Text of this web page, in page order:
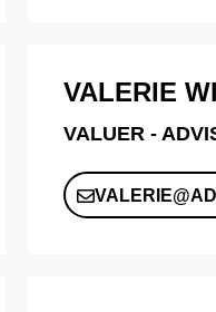
VALERIE
VALUER -